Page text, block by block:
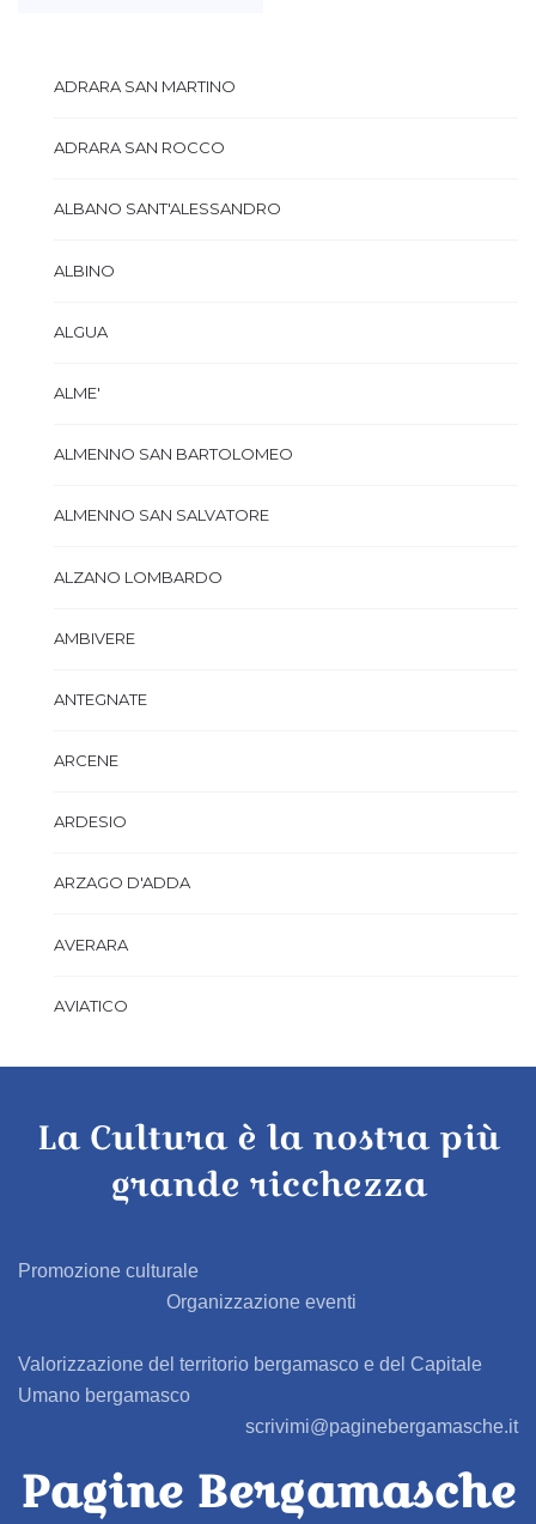
ADRARA SAN MARTINO
ADRARA SAN ROCCO
ALBANO SANT'ALESSANDRO
ALBINO
ALGUA
ALME'
ALMENNO SAN BARTOLOMEO
ALMENNO SAN SALVATORE
ALZANO LOMBARDO
AMBIVERE
ANTEGNATE
ARCENE
ARDESIO
ARZAGO D'ADDA
AVERARA
AVIATICO
AZZANO SAN PAOLO
AZZONE
BAGNATICA
BARIANO
BEDULITA
La Cultura è la nostra più
grande ricchezza
Promozione culturale
Organizzazione eventi
Valorizzazione del territorio bergamasco e del Capitale
Umano bergamasco
scrivimi@paginebergamasche.it
Pagine Bergamasche